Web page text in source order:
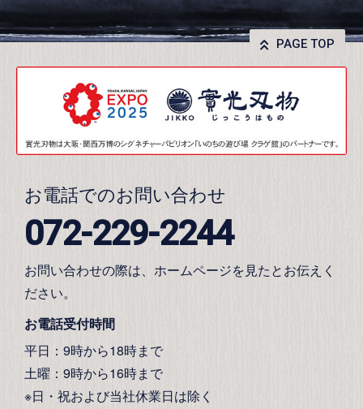
PAGE TOP
お電話でのお問い合わせ
072-229-2244
お問い合わせの際は、ホームページを見たとお伝えく
ださい。
お電話受付時間
平日：9時から18時まで
土曜：9時から16時まで
※日・祝および当社休業日は除く